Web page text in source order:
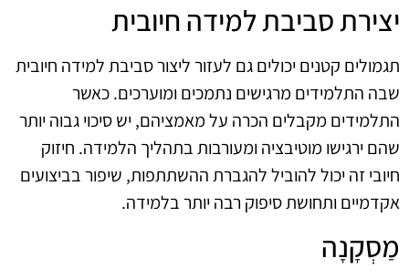
יצירת סביבת למידה חיובית
תגמולים קטנים יכולים גם לעזור ליצור סביבת למידה חיובית
שבה התלמידים מרגישים נתמכים ומוערכים. כאשר
התלמידים מקבלים הכרה על מאמציהם, יש סיכוי גבוה יותר
שהם ירגישו מוטיבציה ומעורבות בתהליך הלמידה. חיזוק
חיובי זה יכול להוביל להגברת ההשתתפות, שיפור בביצועים
אקדמיים ותחושת סיפוק רבה יותר בלמידה.
מַסְקָנָה